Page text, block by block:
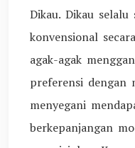
Dikau. Dikau
konvensional
agak-agak
preferensi dengan
menyegani
berkepanjangan